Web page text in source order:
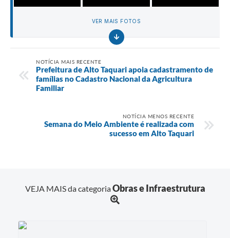
VER MAIS FOTOS
NOTÍCIA MAIS RECENTE
Prefeitura de Alto Taquari apoia cadastramento de
famílias no Cadastro Nacional da Agricultura
Familiar
NOTÍCIA MENOS RECENTE
Semana do Meio Ambiente é realizada com
sucesso em Alto Taquari
VEJA MAIS da categoriaObras e Infraestrutura